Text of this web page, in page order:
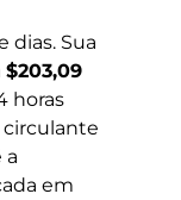
dias. Sua
$203,09
horas
a
em